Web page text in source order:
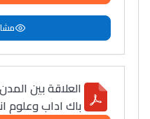
العلاقة بين
باك اداب وعلوم